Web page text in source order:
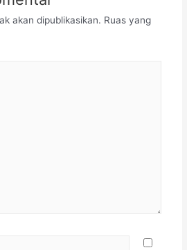
akan dipublikasikan. Ruas yang